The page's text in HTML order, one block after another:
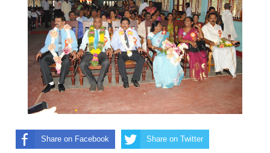
Share on Facebook Share on Twitter